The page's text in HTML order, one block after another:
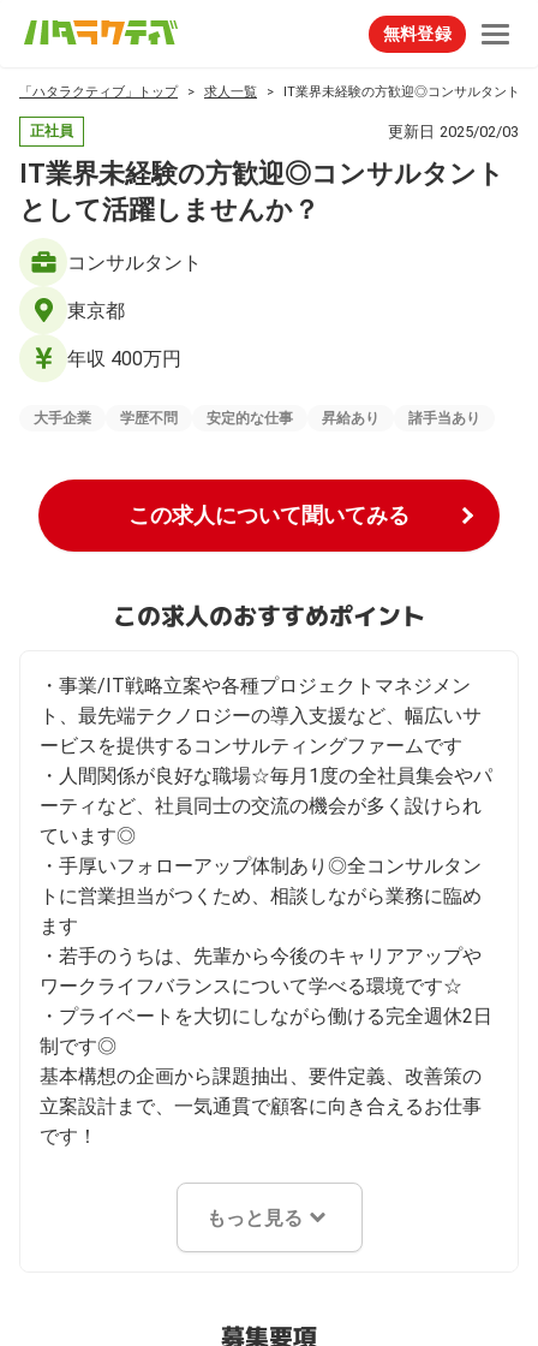
無料登録
「ハタラクティブ」トップ 求人一覧 IT業界未経験の方歓迎◎コンサルタントと
正社員 更新日 2025/02/03
IT業界未経験の方歓迎◎コンサルタント
として活躍しませんか？
コンサルタント
東京都
年収 400万円
大手企業 学歴不問 安定的な仕事 昇給あり 諸手当あり
この求人について聞いてみる
この求人のおすすめポイント
・事業/IT戦略立案や各種プロジェクトマネジメン
ト、最先端テクノロジーの導入支援など、幅広いサ
ービスを提供するコンサルティングファームです
・人間関係が良好な職場☆毎月1度の全社員集会やパ
ーティなど、社員同士の交流の機会が多く設けられ
ています◎
・手厚いフォローアップ体制あり◎全コンサルタン
トに営業担当がつくため、相談しながら業務に臨め
ます
・若手のうちは、先輩から今後のキャリアアップや
ワークライフバランスについて学べる環境です☆
・プライベートを大切にしながら働ける完全週休2日
制です◎
基本構想の企画から課題抽出、要件定義、改善策の
立案設計まで、一気通貫で顧客に向き合えるお仕事
です！
もっと見る
募集要項